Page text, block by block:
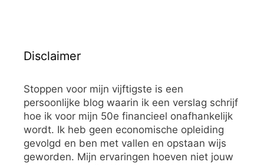
Disclaimer
Stoppen voor mijn vijftigste is een
persoonlijke blog waarin ik een verslag schrijf
hoe ik voor mijn 50e financieel onafhankelijk
wordt. Ik heb geen economische opleiding
gevolgd en ben met vallen en opstaan wijs
geworden. Mijn ervaringen hoeven niet jouw